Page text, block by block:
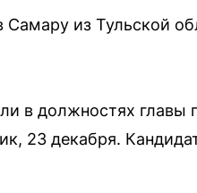
из Тульской
в должностях главы
23 декабря.